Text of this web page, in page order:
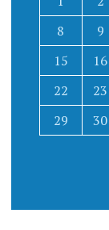
8
9
15
16
22
23
29
30